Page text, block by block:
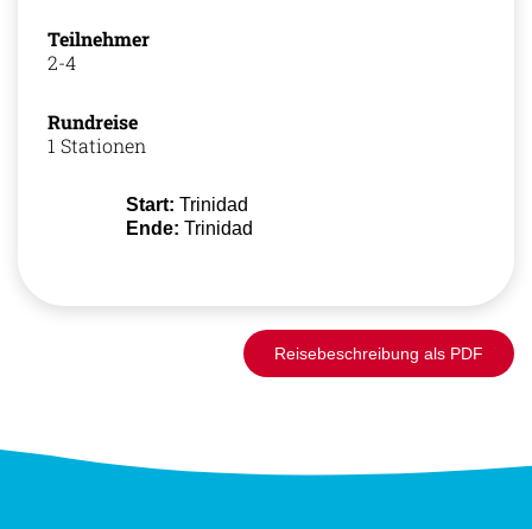
Teilnehmer
2-4
Rundreise
1 Stationen
Start: Trinidad
Ende: Trinidad
Reisebeschreibung als PDF